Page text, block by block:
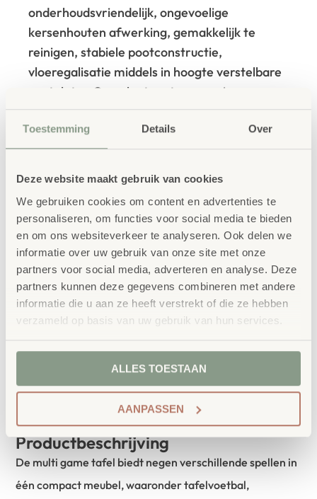
Toestemming Details Over
Deze website maakt gebruik van cookies
We gebruiken cookies om content en advertenties te
personaliseren, om functies voor social media te bieden
en om ons websiteverkeer te analyseren. Ook delen we
informatie over uw gebruik van onze site met onze
partners voor social media, adverteren en analyse. Deze
partners kunnen deze gegevens combineren met andere
informatie die u aan ze heeft verstrekt of die ze hebben
verzameld op basis van uw gebruik van hun services.
ALLES TOESTAAN
AANPASSEN
onderhoudsvriendelijk, ongevoelige
kersenhouten afwerking, gemakkelijk te
reinigen, stabiele pootconstructie,
vloeregalisatie middels in hoogte verstelbare
voetplaten.
Compleet met accessoires voor
alle volgende spellen:
Tafelvoetbal, biljart, tafeltennis, speed
hockey, sjoelen, kegelen, backgammon,
schaken, dammen.
clubhuizen en openbare instellingen.Speelveld
voetbalveld: 117 x 90 x 68 cm
Ombouw gemaakt van 25 mm MDF
IN WINKELWAGEN
Productbeschrijving
De multi game tafel biedt negen verschillende spellen in
één compact meubel, waaronder tafelvoetbal,